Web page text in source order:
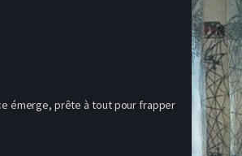
émerge, prête à tout pour frapper